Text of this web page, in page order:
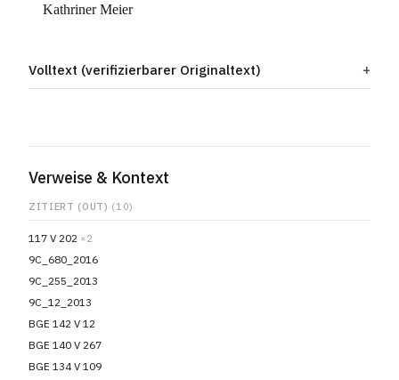
Kathriner Meier
Volltext (verifizierbarer Originaltext)
Verweise & Kontext
ZITIERT (OUT) (10)
117 V 202 ×2
9C_680_2016
9C_255_2013
9C_12_2013
BGE 142 V 12
BGE 140 V 267
BGE 134 V 109